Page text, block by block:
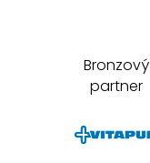
Bronzový
partner